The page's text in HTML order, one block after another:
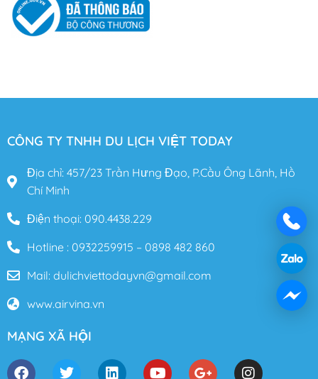
CÔNG TY TNHH DU LỊCH VIỆT TODAY
Địa chỉ: 457/23 Trần Hưng Đạo, P.Cầu Ông Lãnh, Hồ
Chí Minh
Điện thoại: 090.4438.229
Hotline : 0932259915 – 0898 482 860
Mail: dulichviettodayvn@gmail.com
www.airvina.vn
MẠNG XÃ HỘI